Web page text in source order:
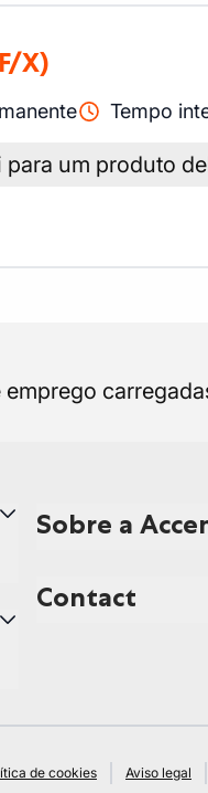
X)
Tempo
para um produto
emprego
Sobre a
Contact
de cookies Aviso legal